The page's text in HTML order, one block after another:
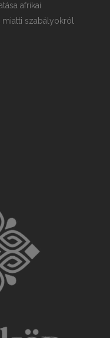
afrikai
miatti szabályokról